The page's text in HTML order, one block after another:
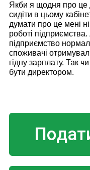
Якби я щодня про це
сидіти в цьому
думати про це мені
роботі
підприємство
споживачі
гідну зарплату. Так
бути директором.